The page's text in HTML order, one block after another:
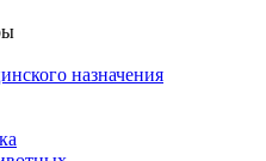
назначения